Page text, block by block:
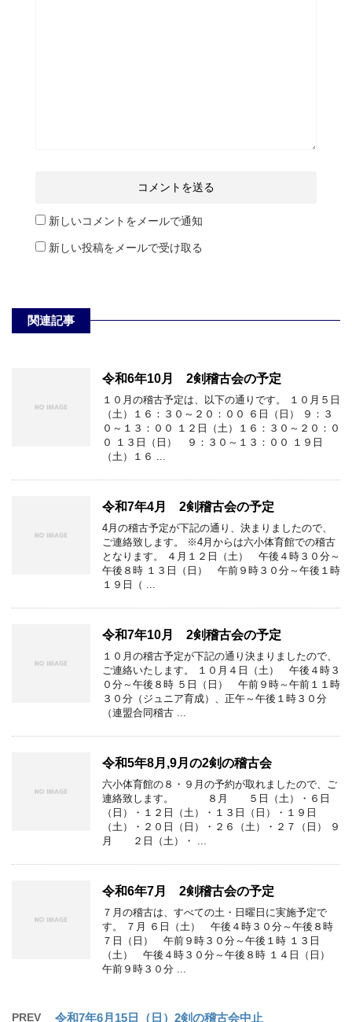
新しいコメントをメールで通知
新しい投稿をメールで受け取る
関連記事
令和6年10月 2剣稽古会の予定
１０月の稽古予定は、以下の通りです。 １０月５日
（土）１６：３０～２０：００ ６日（日） ９：３
０～１３：００ １２日（土）１６：３０～２０：０
０ １３日（日） ９：３０～１３：００ １９日
（土）１６ ...
令和7年4月 2剣稽古会の予定
4月の稽古予定が下記の通り、決まりましたので、
ご連絡致します。 ※4月からは六小体育館での稽古
となります。 ４月１２日（土） 午後４時３０分～
午後８時 １３日（日） 午前９時３０分～午後１時
１９日（ ...
令和7年10月 2剣稽古会の予定
１０月の稽古予定が下記の通り決まりましたので、
ご連絡いたします。 １０月４日（土） 午後４時３
０分～午後８時 ５日（日） 午前９時～午前１１時
３０分（ジュニア育成）、正午～午後１時３０分
（連盟合同稽古 ...
令和5年8月,9月の2剣の稽古会
六小体育館の８・９月の予約が取れましたので、ご
連絡致します。 ８月 ５日（土）・６日
（日）・１２日（土）・１３日（日）・１９日
（土）・２０日（日）・２６（土）・２７（日） ９
月 ２日（土）・ ...
令和6年7月 2剣稽古会の予定
７月の稽古は、すべての土・日曜日に実施予定で
す。 ７月 ６日（土） 午後４時３０分～午後８時
７日（日） 午前９時３０分～午後１時 １３日
（土） 午後４時３０分～午後８時 １４日（日）
午前９時３０分 ...
PREV 令和7年6月15日（日）2剣の稽古会中止